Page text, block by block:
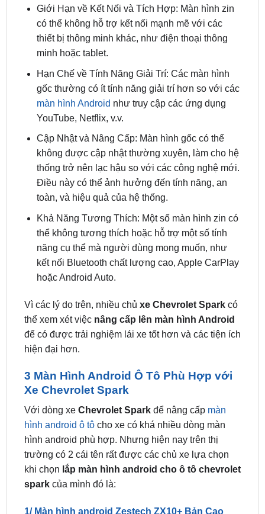
thiết bị thông minh khác, như điện thoại thông
minh hoặc tablet.
Hạn Chế về Tính Năng Giải Trí: Các màn hình
gốc thường có ít tính năng giải trí hơn so với các
màn hình Android như truy cập các ứng dụng
YouTube, Netflix, v.v.
Cập Nhật và Nâng Cấp: Màn hình gốc có thể
không được cập nhật thường xuyên, làm cho hệ
thống trở nên lạc hậu so với các công nghệ mới.
Điều này có thể ảnh hưởng đến tính năng, an
toàn, và hiệu quả của hệ thống.
Khả Năng Tương Thích: Một số màn hình zin có
thể không tương thích hoặc hỗ trợ một số tính
năng cụ thể mà người dùng mong muốn, như
kết nối Bluetooth chất lượng cao, Apple CarPlay
hoặc Android Auto.
Vì các lý do trên, nhiều chủ
để có được trải nghiệm lái xe tốt hơn và các tiện ích
hiện đại hơn.
3 Màn Hình Android Ô Tô Phù Hợp với
Với dòng xeChevrolet Sparkđể nâng cấpmàn
hình android ô tô cho xe có khá nhiều dòng màn
hình android phù hợp. Nhưng hiện nay trên thị
trường có 2 cái tên rất được các chủ xe lựa chọn
khi chọnlắp màn hình android cho ô tô chevrolet
sparkcủa mình đó là:
1/ Màn hình android Zestech ZX10+ Bản Cao